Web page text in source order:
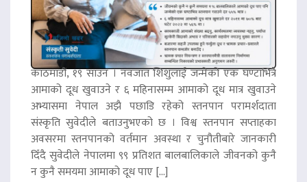
काठमाडौं, १९ साउन । नवजात शिशुलाई जन्मेको एक घण्टाभित्रै
आमाको दूध खुवाउने र ६ महिनासम्म आमाको दूध मात्र खुवाउने
अभ्यासमा नेपाल अझै पछाडि रहेको स्तनपान परामर्शदाता
संस्कृति सुवेदीले बताउनुभएको छ । विश्व स्तनपान सप्ताहका
अवसरमा स्तनपानको वर्तमान अवस्था र चुनौतीबारे जानकारी
दिँदै सुवेदीले नेपालमा ९९ प्रतिशत बालबालिकाले जीवनको कुनै
न कुनै समयमा आमाको दूध पाए […]